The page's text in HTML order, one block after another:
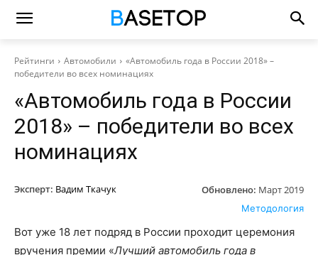
Рейтинги Автомобили
«Автомобиль года в России 2018» –
победители во всех номинациях
«Автомобиль года в России
2018» – победители во всех
номинациях
Эксперт: Вадим Ткачук Обновлено: Март 2019
Методология
Вот уже 18 лет подряд в России проходит церемония
вручения премии «Лучший автомобиль года в